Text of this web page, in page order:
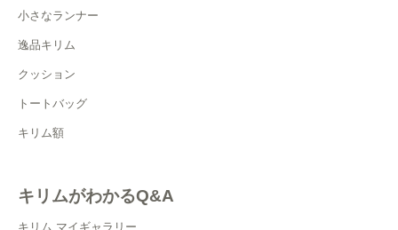
小さなランナー
逸品キリム
クッション
トートバッグ
キリム額
キリムがわかるQ&A
キリム マイギャラリー